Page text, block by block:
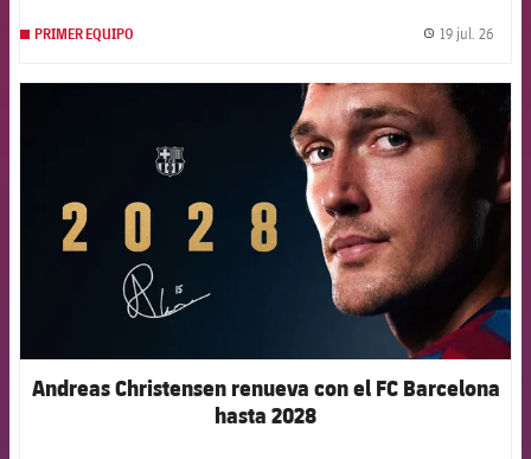
PRIMER EQUIPO 19 jul. 26
FCB Barcelona badge
Andreas Christensen renueva con el FC Barcelona
hasta 2028